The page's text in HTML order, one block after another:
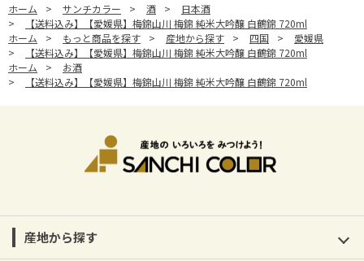
ホーム > サンチカラー > 酒 >
日本酒
>
【送料込み】【愛媛県】梅錦山川 梅錦 純米大吟醸 白鶴錦 720ml
ホーム
> もっと商品を探す > 産地から探す > 四国 >
愛媛県
>
【送料込み】【愛媛県】梅錦山川 梅錦 純米大吟醸 白鶴錦 720ml
ホーム
>
お酒
>
【送料込み】【愛媛県】梅錦山川 梅錦 純米大吟醸 白鶴錦 720ml
産地から探す